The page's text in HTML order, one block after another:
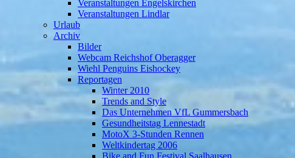
Veranstaltungen Engelskirchen
Veranstaltungen Lindlar
Urlaub
Archiv
Bilder
Webcam Reichshof Oberagger
Wiehl Penguins Eishockey
Reportagen
Winter 2010
Trends and Style
Das Unternehmen VfL Gummersbach
Gesundheitstag Lennestadt
MotoX 3-Stunden Rennen
Weltkindertag 2006